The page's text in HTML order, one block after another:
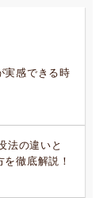
実感できる時
法の違いと
徹底解説！